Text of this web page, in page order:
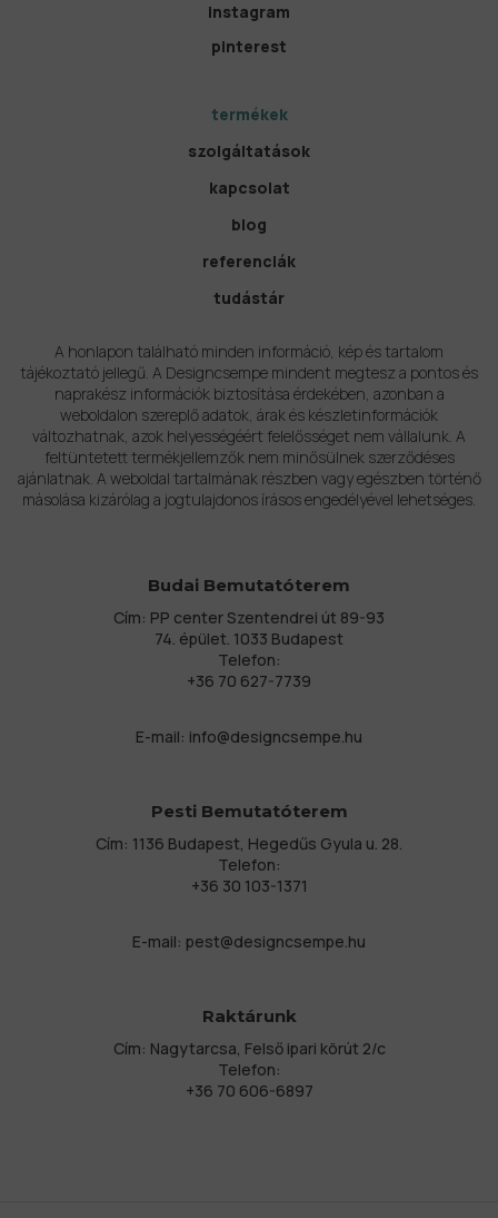
instagram
pinterest
termékek
szolgáltatások
kapcsolat
blog
referenciák
tudástár
A honlapon található minden információ, kép és tartalom
tájékoztató jellegű. A Designcsempe mindent megtesz a pontos és
naprakész információk biztosítása érdekében, azonban a
weboldalon szereplő adatok, árak és készletinformációk
változhatnak, azok helyességéért felelősséget nem vállalunk. A
feltüntetett termékjellemzők nem minősülnek szerződéses
ajánlatnak. A weboldal tartalmának részben vagy egészben történő
másolása kizárólag a jogtulajdonos írásos engedélyével lehetséges.
Budai Bemutatóterem
Cím: PP center Szentendrei út 89-93
74. épület. 1033 Budapest
Telefon:
+36 70 627-7739
E-mail: info@designcsempe.hu
Pesti Bemutatóterem
Cím: 1136 Budapest, Hegedűs Gyula u. 28.
Telefon:
+36 30 103-1371
E-mail: pest@designcsempe.hu
Raktárunk
Cím: Nagytarcsa, Felső ipari körút 2/c
Telefon:
+36 70 606-6897